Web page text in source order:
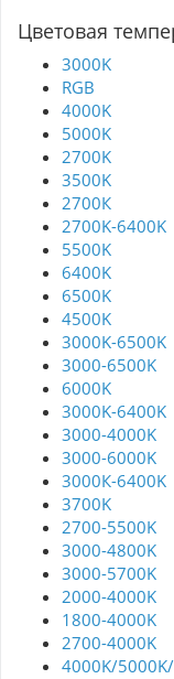
Цветовая
3000K
RGB
4000K
5000K
2700K
3500K
2700К
2700K-6400K
5500K
6400K
6500K
4500K
3000K-6500K
3000-6500K
6000K
3000K-6400K
3000-4000K
3000-6000K
3000К-6400K
3700K
2700-5500K
3000-4800K
3000-5700K
2000-4000K
1800-4000K
2700-4000K
4000K/